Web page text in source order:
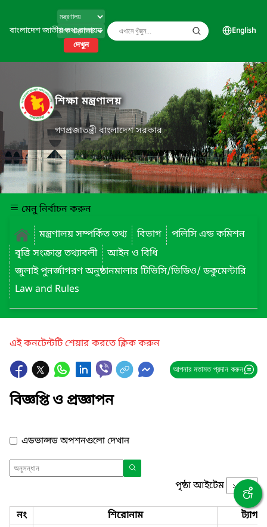
বাংলাদেশ জাতীয় তথ্য বাতায়ন
দেখুন
English
শিক্ষা মন্ত্রণালয়
গণপ্রজাতন্ত্রী বাংলাদেশ সরকার
মেনু নির্বাচন করুন
মন্ত্রণালয় সম্পর্কিত তথ্য
বিভাগ
পলিসি এন্ড কমিশন
বৃত্তি সংক্রান্ত তথ্যাবলী
আইন ও বিধি
জুলাই পুনর্জাগরণ অনুষ্ঠানমালার টিভিসি/ভিডিও/ ডকুমেন্টারি
Law and Rules
এই কনটেন্টটি শেয়ার করতে ক্লিক করুন
আপনার মতামত প্রদান করুন
বিজ্ঞপ্তি ও প্রজ্ঞাপন
এডভান্সড অপশনগুলো দেখান
পৃষ্ঠা আইটেম
নং শিরোনাম
ট্যাগ